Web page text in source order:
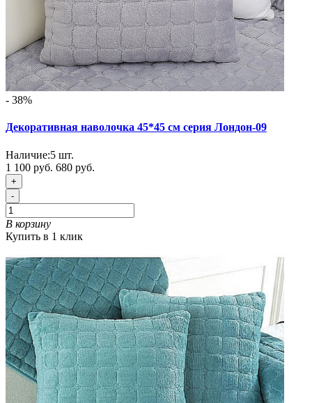
- 38%
Декоративная наволочка 45*45 см серия Лондон-09
Наличие:5 шт.
1 100 руб. 680 руб.
+
-
В корзину
Купить в 1 клик